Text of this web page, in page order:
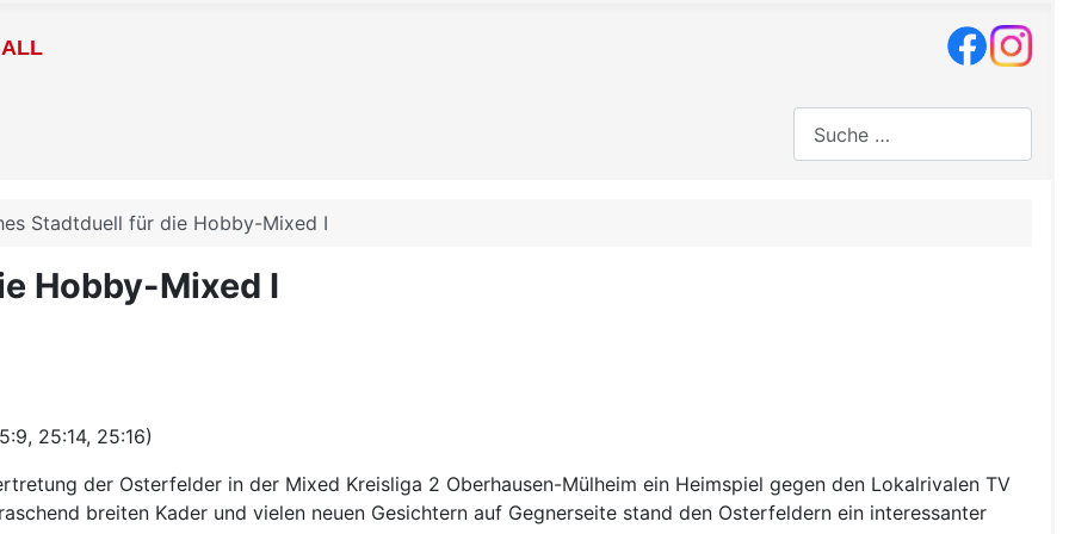
Stadtduell für die Hobby-Mixed I
Hobby-Mixed I
25:14, 25:16)
der Osterfelder in der Mixed Kreisliga 2 Oberhausen-Mülheim ein Heimspiel gegen den Lokalrivalen TV
breiten Kader und vielen neuen Gesichtern auf Gegnerseite stand den Osterfeldern ein interessanter